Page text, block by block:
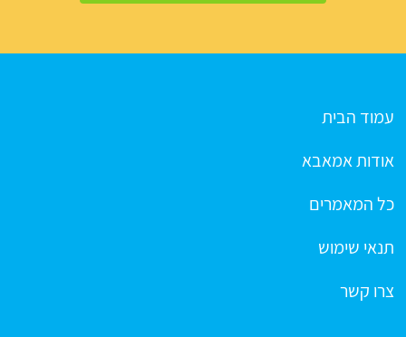
עמוד הבית
אודות אמאבא
כל המאמרים
תנאי שימוש
צרו קשר